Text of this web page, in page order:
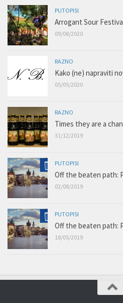
PUTOPISI
Arrogant Sour
09/08/2020
RAZNO
Kako (ne) napraviti
05/05/2020
RAZNO
Times they are a
31/12/2019
PUTOPISI
Off the beaten path:
02/08/2019
PUTOPISI
Off the beaten path:
18/05/2019